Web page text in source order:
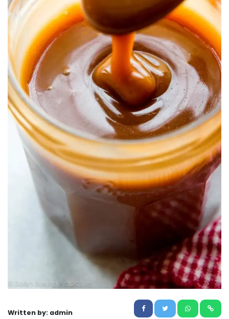
Written by: admin